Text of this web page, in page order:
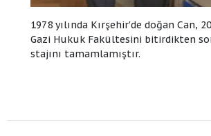
1978 yılında Kırşehir'de doğan Can,
Gazi Hukuk Fakültesini bitirdikten
stajını tamamlamıştır.